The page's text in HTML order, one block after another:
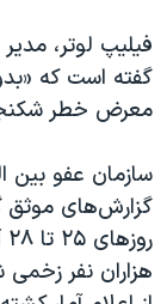
فیلیپ لوتر،
گفته است که
معرض خطر شکنجه
سازمان عفو بین
گزارش‌های موثق
هزاران نفر